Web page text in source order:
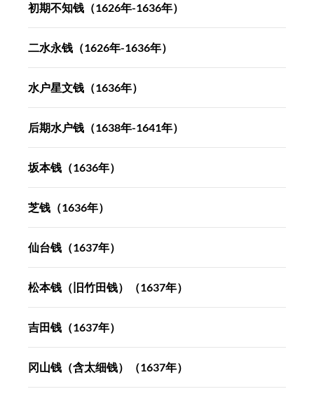
初期不知钱（1626年-1636年）
二水永钱（1626年-1636年）
水户星文钱（1636年）
后期水户钱（1638年-1641年）
坂本钱（1636年）
芝钱（1636年）
仙台钱（1637年）
松本钱（旧竹田钱）（1637年）
吉田钱（1637年）
冈山钱（含太细钱）（1637年）